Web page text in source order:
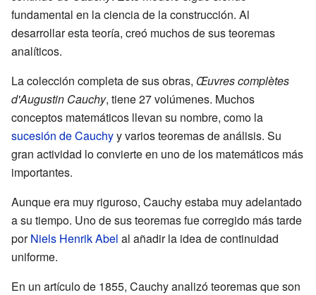
fundamental en la ciencia de la construcción. Al
desarrollar esta teoría, creó muchos de sus teoremas
analíticos.
La colección completa de sus obras, Œuvres complètes
d'Augustin Cauchy, tiene 27 volúmenes. Muchos
conceptos matemáticos llevan su nombre, como la
sucesión de Cauchyy varios teoremas de análisis. Su
gran actividad lo convierte en uno de los matemáticos más
importantes.
Aunque era muy riguroso, Cauchy estaba muy adelantado
a su tiempo. Uno de sus teoremas fue corregido más tarde
porNiels Henrik Abel al añadir la idea de continuidad
uniforme.
En un artículo de 1855, Cauchy analizó teoremas que son